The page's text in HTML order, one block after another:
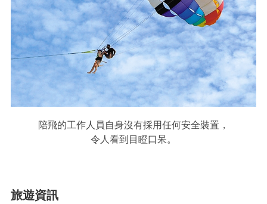
陪飛的工作人員自身沒有採用任何安全裝置，
令人看到目瞪口呆。
旅遊資訊